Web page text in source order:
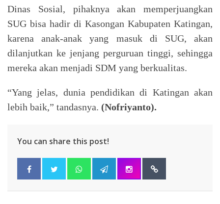
Dinas Sosial, pihaknya akan memperjuangkan
SUG bisa hadir di Kasongan Kabupaten Katingan,
karena anak-anak yang masuk di SUG, akan
dilanjutkan ke jenjang perguruan tinggi, sehingga
mereka akan menjadi SDM yang berkualitas.
“Yang jelas, dunia pendidikan di Katingan akan
lebih baik,” tandasnya. (Nofriyanto).
You can share this post!